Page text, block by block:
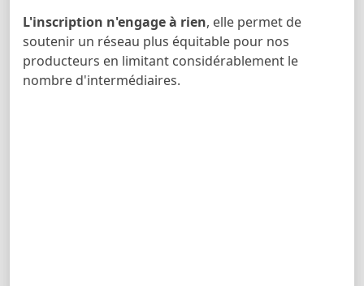
L'inscription n'engage à rien, elle permet de
soutenir un réseau plus équitable pour nos
producteurs en limitant considérablement le
nombre d'intermédiaires.